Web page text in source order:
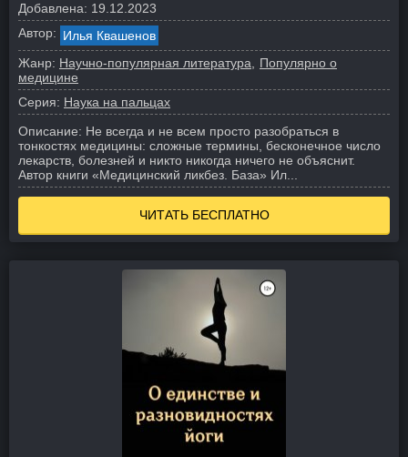
Добавлена: 19.12.2023
Автор: Илья Квашенов
Жанр: Научно-популярная литература
Популярно о
медицине
Серия: Наука на пальцах
Описание: Не всегда и не всем просто разобраться в
тонкостях медицины: сложные термины, бесконечное число
лекарств, болезней и никто никогда ничего не объяснит.
Автор книги «Медицинский ликбез. База» Ил...
ЧИТАТЬ БЕСПЛАТНО